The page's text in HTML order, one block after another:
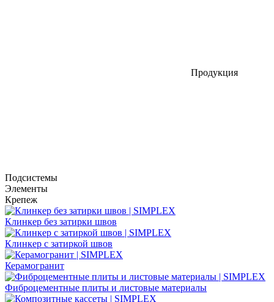
Продукция
Подсистемы
Элементы
Крепеж
Клинкер без затирки швов
Клинкер с затиркой швов
Керамогранит
Фиброцементные плиты и листовые материалы